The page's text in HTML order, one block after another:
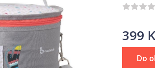
399
Do